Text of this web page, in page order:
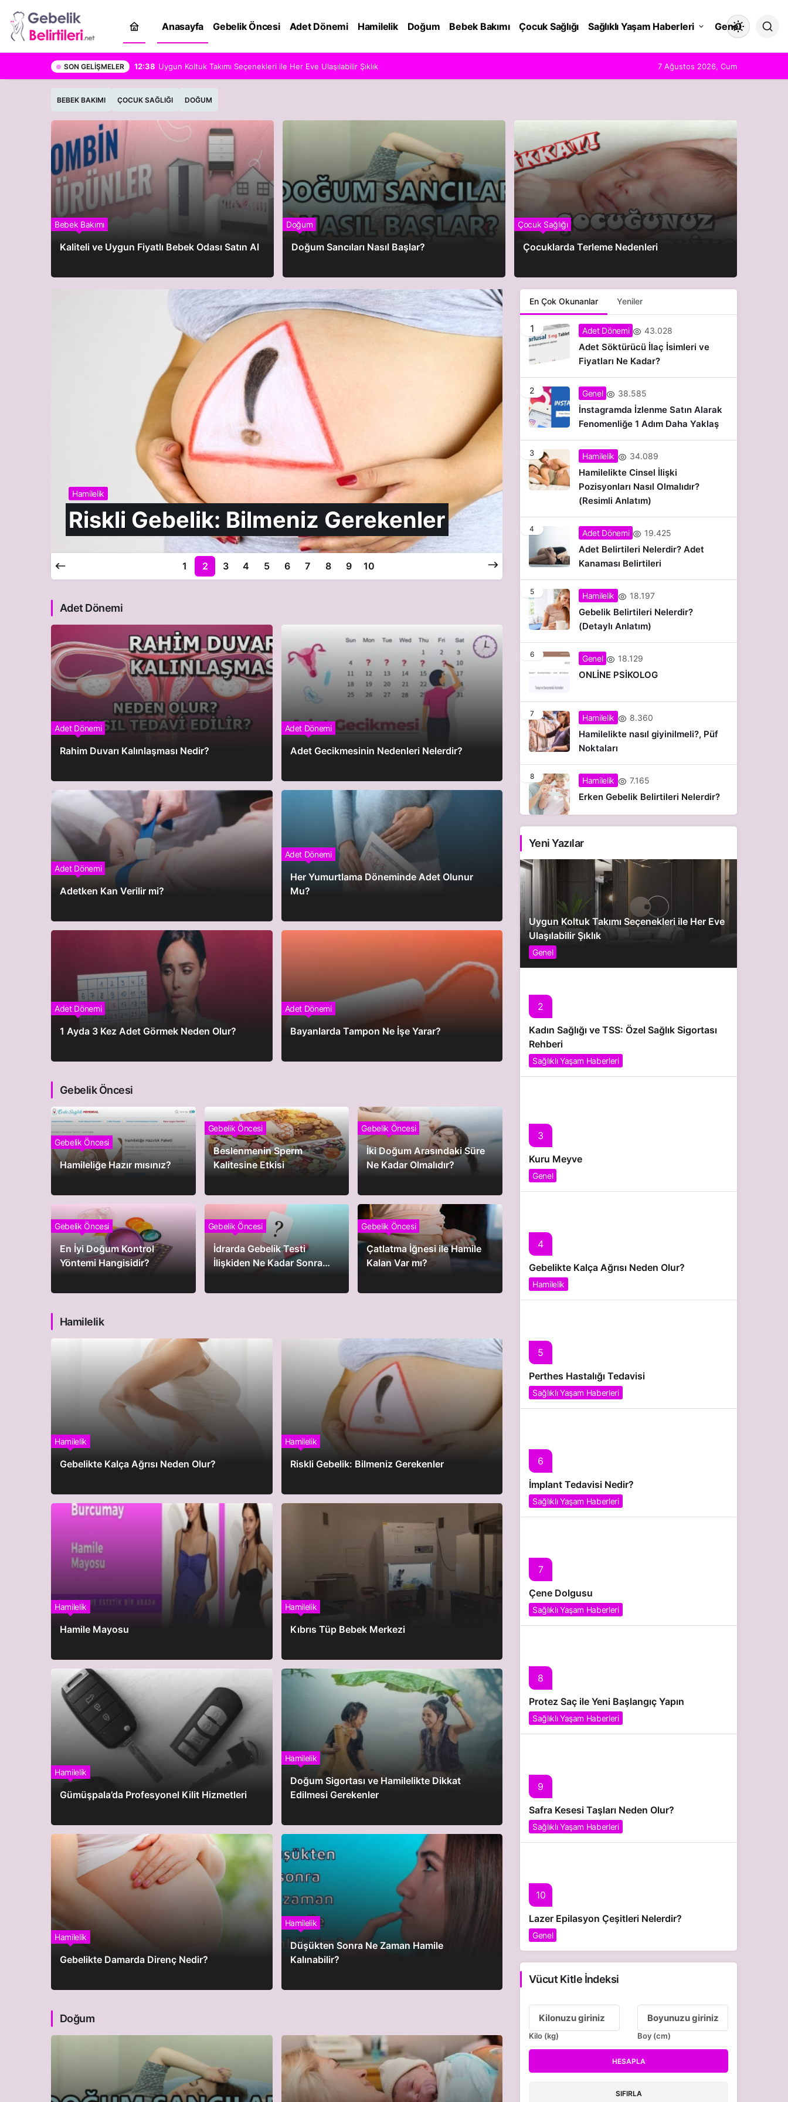
GebelikBelirtileri.net
Anasayfa Gebelik Öncesi Adet Dönemi Hamilelik Doğum Bebek Bakımı Çocuk Sağlığı Sağlıklı Yaşam Haberleri GenelMod
Gece Modu
Gece modunu seçin.
Sistem Modu
Sistem modunu seçin.
SON GELIŞMELER 12:38 Uygun Koltuk Takımı Seçenekleri ile Her Eve Ulaşılabilir Şıklık 7 Ağustos 2026, Cum
BEBEK BAKIMI ÇOCUK SAĞLIĞI DOĞUM
Kaliteli ve Uygun Fiyatlı Bebek Odası Satın Al
Bebek Bakımı
Doğum Sancıları Nasıl Başlar?
Doğum
Çocuklarda Terleme Nedenleri
Çocuk Sağlığı
Hamilelik
Hamile Mayosu
Hamilelik
Kıbrıs Tüp Bebek
1 2 3 4 5 6 7 8 9 10
Adet Dönemi
Rahim Duvarı Kalınlaşması Nedir?
Adet Dönemi
Adet Gecikmesinin Nedenleri Nelerdir?
Adet Dönemi
Adetken Kan Verilir mi?
Adet Dönemi
Her Yumurtlama Döneminde Adet Olunur
Mu?
Adet Dönemi
1 Ayda 3 Kez Adet Görmek Neden Olur?
Adet Dönemi
Bayanlarda Tampon Ne İşe Yarar?
Adet Dönemi
Gebelik Öncesi
Hamileliğe Hazır mısınız?
Gebelik Öncesi
Beslenmenin Sperm
Kalitesine Etkisi
Gebelik Öncesi
İki Doğum Arasındaki Süre
Ne Kadar Olmalıdır?
Gebelik Öncesi
En İyi Doğum Kontrol
Yöntemi Hangisidir?
Gebelik Öncesi
İdrarda Gebelik Testi
İlişkiden Ne Kadar Sonra
Gebelik Öncesi
Çatlatma İğnesi ile Hamile
Kalan Var mı?
Gebelik Öncesi
Hamilelik
Gebelikte Kalça Ağrısı Neden Olur?
Hamilelik
Riskli Gebelik: Bilmeniz Gerekenler
Hamilelik
Hamile Mayosu
Hamilelik
Kıbrıs Tüp Bebek Merkezi
Hamilelik
Gümüşpala’da Profesyonel Kilit Hizmetleri
Hamilelik
Doğum Sigortası ve Hamilelikte Dikkat
Edilmesi Gerekenler
Hamilelik
Gebelikte Damarda Direnç Nedir?
Hamilelik
Düşükten Sonra Ne Zaman Hamile
Kalınabilir?
Hamilelik
Doğum
En Çok Okunanlar Yeniler
1 Adet Dönemi 43.028
Adet Söktürücü İlaç İsimleri ve
Fiyatları Ne Kadar?
2 Genel 38.585
İnstagramda İzlenme Satın Alarak
Fenomenliğe 1 Adım Daha Yaklaş
3 Hamilelik 34.089
Hamilelikte Cinsel İlişki
Pozisyonları Nasıl Olmalıdır?
(Resimli Anlatım)
4 Adet Dönemi 19.425
Adet Belirtileri Nelerdir? Adet
Kanaması Belirtileri
5 Hamilelik 18.197
Gebelik Belirtileri Nelerdir?
(Detaylı Anlatım)
6 Genel 18.129
ONLİNE PSİKOLOG
7 Hamilelik 8.360
Hamilelikte nasıl giyinilmeli?, Püf
Noktaları
8 Hamilelik 7.165
Erken Gebelik Belirtileri Nelerdir?
Yeni Yazılar
Uygun Koltuk Takımı Seçenekleri ile Her Eve
Ulaşılabilir Şıklık
Genel
2
Kadın Sağlığı ve TSS: Özel Sağlık Sigortası
Rehberi
Sağlıklı Yaşam Haberleri
3
Kuru Meyve
Genel
4
Gebelikte Kalça Ağrısı Neden Olur?
Hamilelik
5
Perthes Hastalığı Tedavisi
Sağlıklı Yaşam Haberleri
6
İmplant Tedavisi Nedir?
Sağlıklı Yaşam Haberleri
7
Çene Dolgusu
Sağlıklı Yaşam Haberleri
8
Protez Saç ile Yeni Başlangıç Yapın
Sağlıklı Yaşam Haberleri
9
Safra Kesesi Taşları Neden Olur?
Sağlıklı Yaşam Haberleri
10
Lazer Epilasyon Çeşitleri Nelerdir?
Genel
Vücut Kitle İndeksi
Kilo (kg) Boy (cm)
HESAPLA
SIFIRLA